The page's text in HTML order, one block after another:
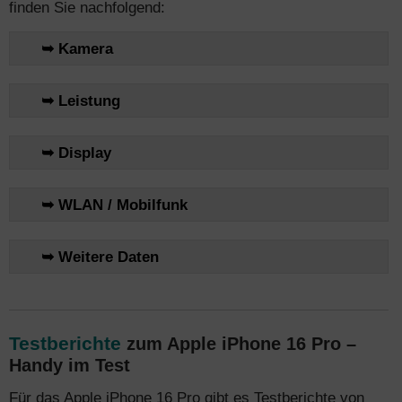
finden Sie nachfolgend:
➥ Kamera
➥ Leistung
➥ Display
➥ WLAN / Mobilfunk
➥ Weitere Daten
Testberichte zum Apple iPhone 16 Pro –
Handy im Test
Für das Apple iPhone 16 Pro gibt es Testberichte von